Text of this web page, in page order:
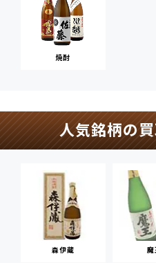
焼酎
人気銘柄の
森伊蔵 魔